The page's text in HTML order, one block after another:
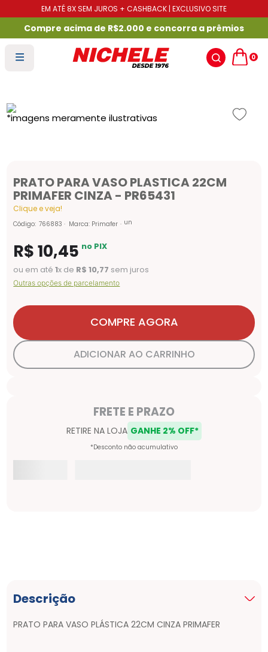
EM ATÉ 8X SEM JUROS + CASHBACK | EXCLUSIVO SITE
Compre acima de R$2.000 e concorra a prêmios
0
PRATO PARA VASO PLASTICA 22CM
PRIMAFER CINZA - PR65431
Clique e veja!
Código: 766883 Marca: Primafer un
R$10,45 no PIX
ou em até1x de R$ 10,77 sem juros
Outras opções de parcelamento
COMPRE AGORA
ADICIONAR AO CARRINHO
Descrição
PRATO PARA VASO PLÁSTICA 22CM CINZA PRIMAFER